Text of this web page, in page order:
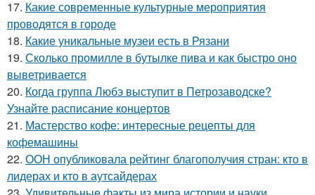
17. Какие современные культурные мероприятия
проводятся в городе
18. Какие уникальные музеи есть в Рязани
19. Сколько промилле в бутылке пива и как быстро оно
выветривается
20. Когда группа Любэ выступит в Петрозаводске?
Узнайте расписание концертов
21. Мастерство кофе: интересные рецепты для
кофемашины
22. ООН опубликовала рейтинг благополучия стран: кто в
лидерах и кто в аутсайдерах